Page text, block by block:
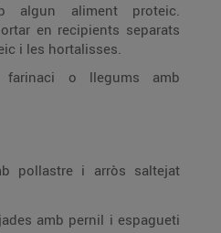
algun aliment proteic.
en recipients separats
i les hortalisses.
farinaci o llegums amb
pollastre i arròs saltejat
amb pernil i espagueti